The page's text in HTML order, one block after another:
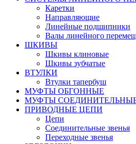
Каретки
Направляющие
Линейные подшипники
Валы линейного
ШКИВЫ
Шкивы клиновые
Шкивы зубчатые
ВТУЛКИ
Втулки тапербуш
МУФТЫ ОБГОННЫЕ
МУФТЫ
ПРИВОДНЫЕ ЦЕПИ
Цепи
Соединительные звенья
Переходные звенья